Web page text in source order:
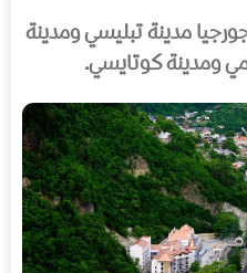
مدينة تبليسي ومدينة
ومدينة كوتايسي.